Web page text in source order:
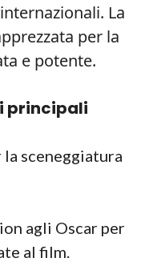
La
per la
e potente.
principali
sceneggiatura
agli Oscar per
al film.